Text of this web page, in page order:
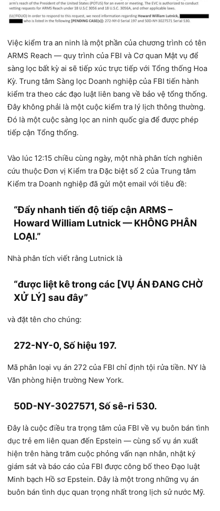
Việc kiểm tra an ninh là một phần của chương trình có tên
ARMS Reach — quy trình của FBI và Cơ quan Mật vụ để
sàng lọc bất kỳ ai sẽ tiếp xúc trực tiếp với Tổng thống Hoa
Kỳ. Trung tâm Sàng lọc Doanh nghiệp của FBI tiến hành
kiểm tra theo các đạo luật liên bang về bảo vệ tổng thống.
Đây không phải là một cuộc kiểm tra lý lịch thông thường.
Đó là một cuộc sàng lọc an ninh quốc gia để được phép
tiếp cận Tổng thống.
Vào lúc 12:15 chiều cùng ngày, một nhà phân tích nghiên
cứu thuộc Đơn vị Kiểm tra Đặc biệt số 2 của Trung tâm
Kiểm tra Doanh nghiệp đã gửi một email với tiêu đề:
“Đẩy nhanh tiến độ tiếp cận ARMS –
Howard William Lutnick — KHÔNG PHÂN
LOẠI.”
Nhà phân tích viết rằng Lutnick là
“được liệt kê trong các [VỤ ÁN ĐANG CHỜ
XỬ LÝ] sau đây”
và đặt tên cho chúng:
272-NY-0, Số hiệu 197.
Mã phân loại vụ án 272 của FBI chỉ định tội rửa tiền. NY là
Văn phòng hiện trường New York.
50D-NY-3027571, Số sê-ri 530.
Đây là cuộc điều tra trọng tâm của FBI về vụ buôn bán tình
dục trẻ em liên quan đến Epstein — cùng số vụ án xuất
hiện trên hàng trăm cuộc phỏng vấn nạn nhân, nhật ký
giám sát và báo cáo của FBI được công bố theo Đạo luật
Minh bạch Hồ sơ Epstein. Đây là một trong những vụ án
buôn bán tình dục quan trọng nhất trong lịch sử nước Mỹ.